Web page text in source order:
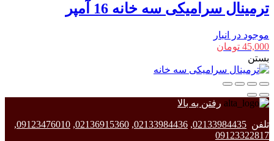
ترمینال سرامیکی سه خانه 16 آمپر
موجود در انبار
45,000 تومان
بستن
رفتن به بالا
تلفن 02133984435
,
02133984436
,
02136915360
,
09123476010
,
09123322817